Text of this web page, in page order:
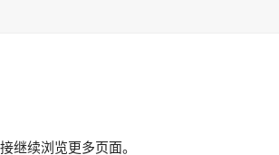
继续浏览更多页面。